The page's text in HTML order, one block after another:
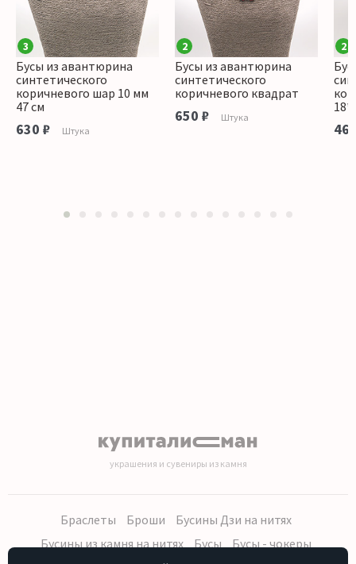
3
Бусы из авантюрина
синтетического
коричневого шар 10 мм
47 см
630 ₽ Штука
2
Бусы из авантюрина
синтетического
коричневого квадрат
650 ₽ Штука
2
украшения и сувениры из камня
Браслеты Броши
Бусины Дзи на нитях
Бусины из камня на нитях
Бусы
Бусы - чокеры